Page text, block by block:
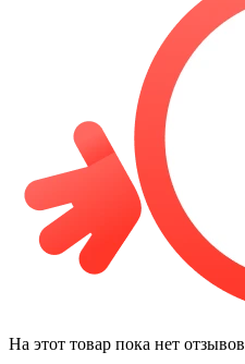
На этот товар пока нет отзывов